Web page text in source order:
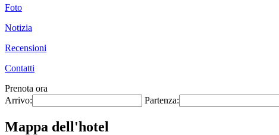
Foto
Notizia
Recensioni
Contatti
Prenota ora
Arrivo:
Partenza:
Mappa dell'hotel